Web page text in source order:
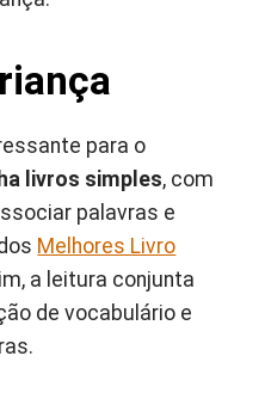
para o
livros simples, com
palavras e
Melhores Livro
a leitura conjunta
de vocabulário e